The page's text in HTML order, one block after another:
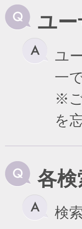
ユ
ユ
一
※
を
各
検